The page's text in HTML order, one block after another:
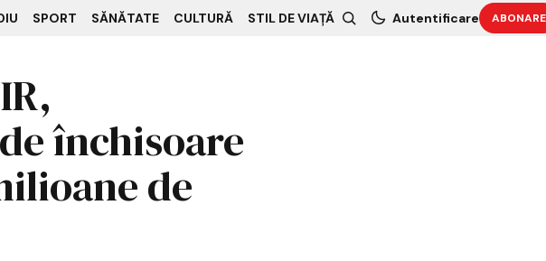
SPORT SĂNĂTATE CULTURĂ STIL DE VIAȚĂ Autentificare ABONARE
închisoare
de